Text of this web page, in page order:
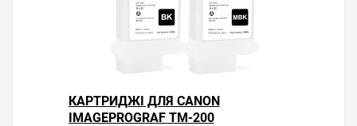
КАРТРИДЖІ ДЛЯ CANON
IMAGEPROGRAF TM-200